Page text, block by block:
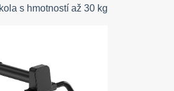
s hmotností až 30 kg